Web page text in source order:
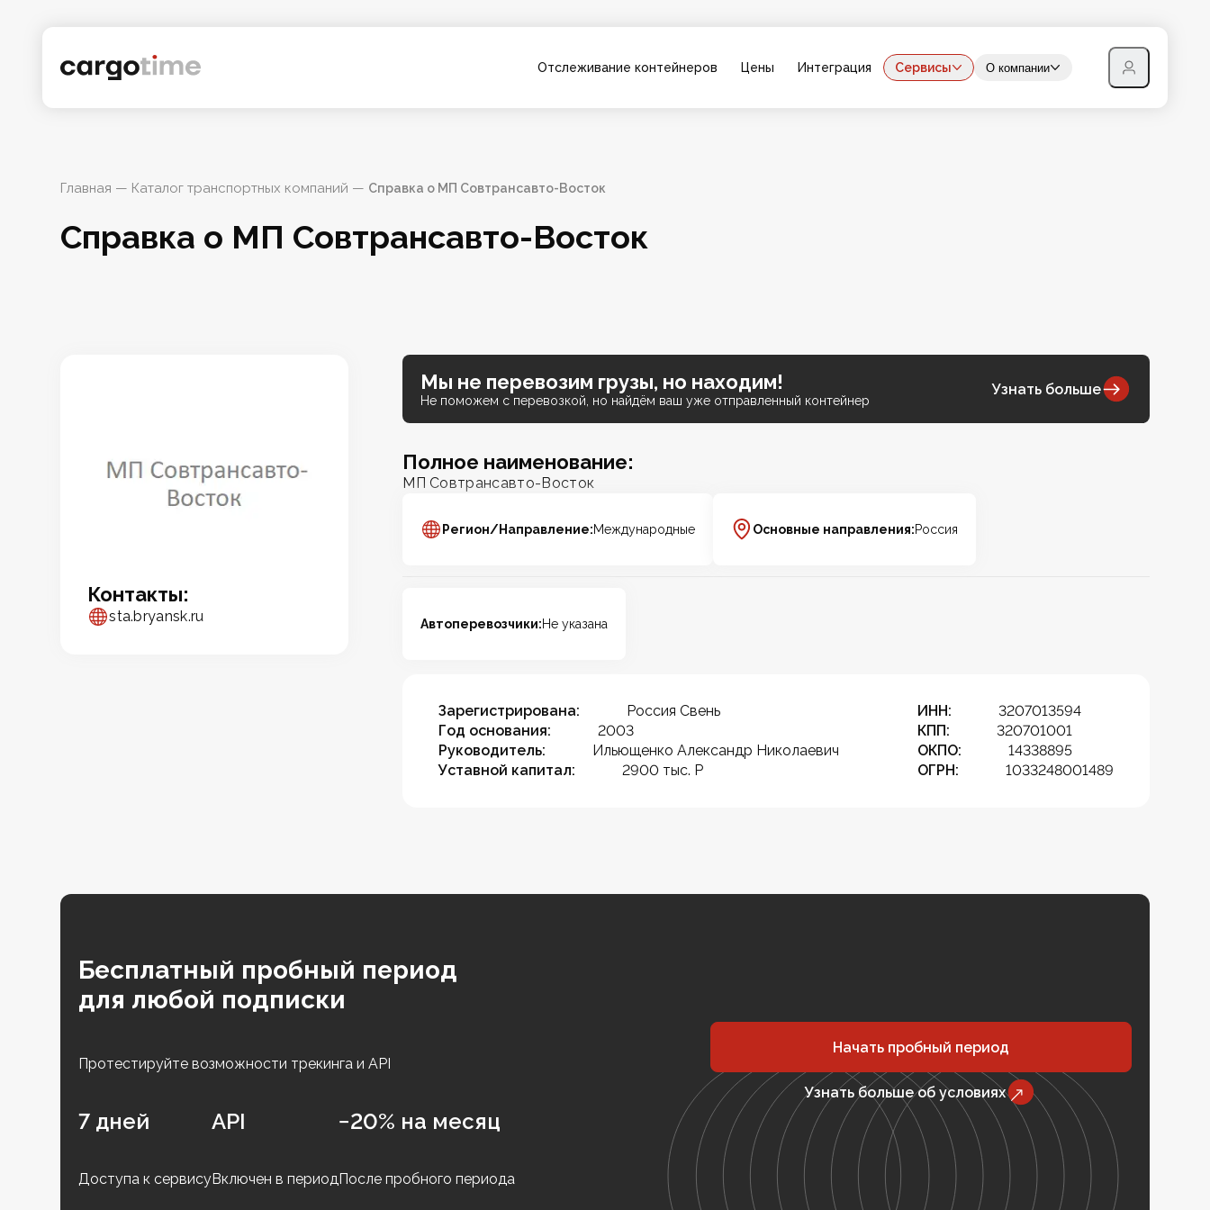
Отслеживание контейнеров Цены Интеграция Сервисы О компании
Главная — Каталог транспортных компаний — Справка о МП Совтрансавто-Восток
Справка о МП Совтрансавто-Восток
Контакты:
sta.bryansk.ru
Мы не перевозим грузы, но находим!
Не поможем с перевозкой, но найдём ваш уже отправленный контейнер
Узнать больше
Полное наименование:
МП Совтрансавто-Восток
Регион/Направление:Международные Основные направления:Россия
Автоперевозчики:Не указана
Зарегистрирована:
Россия Свень
Год основания:
2003
Руководитель:
Ильющенко Александр Николаевич
Уставной капитал:
2900 тыс. Р
ИНН:
3207013594
КПП:
320701001
ОКПО:
14338895
ОГРН:
1033248001489
Бесплатный пробный период
для любой подписки
Протестируйте возможности трекинга и API
7 дней
Доступа к сервису
API
Включен в период
−20% на месяц
После пробного периода
Начать пробный период
Узнать больше об условиях